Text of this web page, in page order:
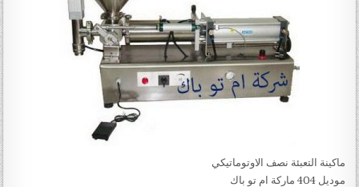
ماكينة التعبئة نصف الاوتوماتيكي
موديل 404 ماركة ام تو باك